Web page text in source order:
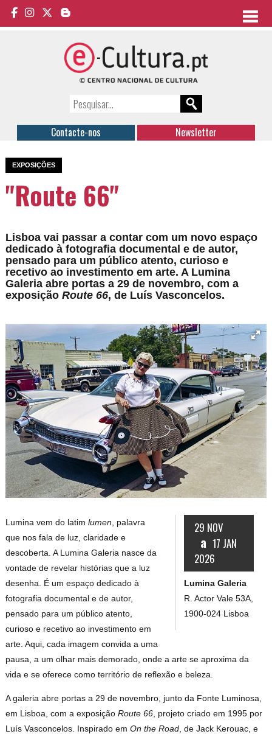
Contacte-nos Newsletter
EXPOSIÇÕES
"Route 66"
Lisboa vai passar a contar com um novo espaço
dedicado à fotografia documental e de autor,
pensado para um público atento, curioso e
recetivo ao investimento em arte. A Lumina
Galeria abre portas a 29 de novembro, com a
exposiçãoRoute 66, de Luís Vasconcelos.
29 NOV
a 17 JAN
2026
Lumina Galeria
R. Actor Vale 53A,
1900-024 Lisboa
Lumina vem do latimlumen , palavra
que nos fala de luz, claridade e
descoberta. A Lumina Galeria nasce da
vontade de revelar histórias que a luz
desenha. É um espaço dedicado à
fotografia documental e de autor,
pensado para um público atento,
curioso e recetivo ao investimento em
arte. Aqui, cada imagem convida a uma
pausa, a um olhar mais demorado, onde a arte se aproxima da
vida e se oferece como território de reflexão e beleza.
A galeria abre portas a 29 de novembro, junto da Fonte Luminosa,
em Lisboa, com a exposiçãoRoute 66 , projeto criado em 1995 por
Luís Vasconcelos. Inspirado emOn the Road , de Jack Kerouac, e